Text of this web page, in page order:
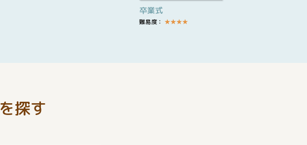
卒業式
難易度： ★★★★
探す